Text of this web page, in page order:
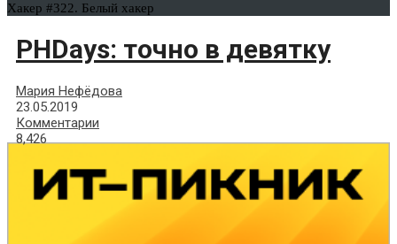
Хакер #322. Белый хакер
PHDays: точно в девятку
Мария Нефёдова
23.05.2019
Комментарии
8,426